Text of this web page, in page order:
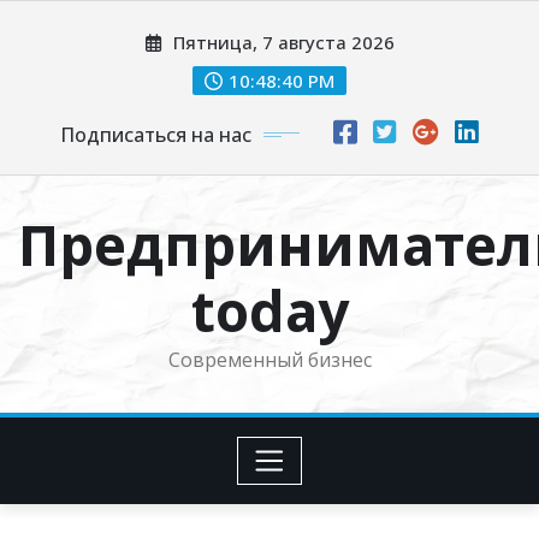
Пятница, 7 августа 2026
10:48:40 PM
Подписаться на нас
today
Современный бизнес